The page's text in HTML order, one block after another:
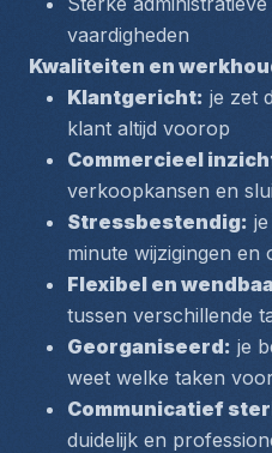
vaardigheden
Kwaliteiten en
Klantgericht: je zet
klant altijd voorop
Commercieel
verkoopkansen en
Stressbestendig:
minute wijzigingen en
Flexibel en
tussen verschillende
Georganiseerd: je
weet welke taken
Communicatief
duidelijk en